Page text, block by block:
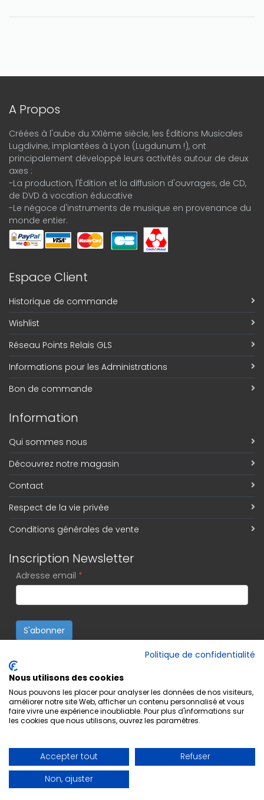
A Propos
Créées à l'aube du XXIème siècle, les Éditions Musicales
Lugdivine, implantées à Lyon (Lugdunum !), ont
principalement développé leurs activités autour de deux
axes :
-La production, l'Édition et la diffusion d'ouvrages, de CD,
de DVD à vocation éducative
-Le négoce d'instruments de musique en provenance du
monde entier.
Espace Client
Historique de commande
Wishlist
Réseau Points Relais GLS
Informations pour les Administrations
Bon de commande
Information
Qui sommes nous
Découvrez notre magasin
Contact
Respect de la vie privée
Conditions générales de vente
Inscription Newsletter
Adresse email *
S'abonner
Politique de confidentialité
Nous utilisons des cookies
Nous pouvons les placer pour analyser les données de nos visiteurs,
améliorer notre site Web, afficher un contenu personnalisé et vous
faire vivre une expérience inoubliable. Pour plus d'informations sur
les cookies que nous utilisons, ouvrez les paramètres.
Accepter tout
Refuser
Non, ajuster